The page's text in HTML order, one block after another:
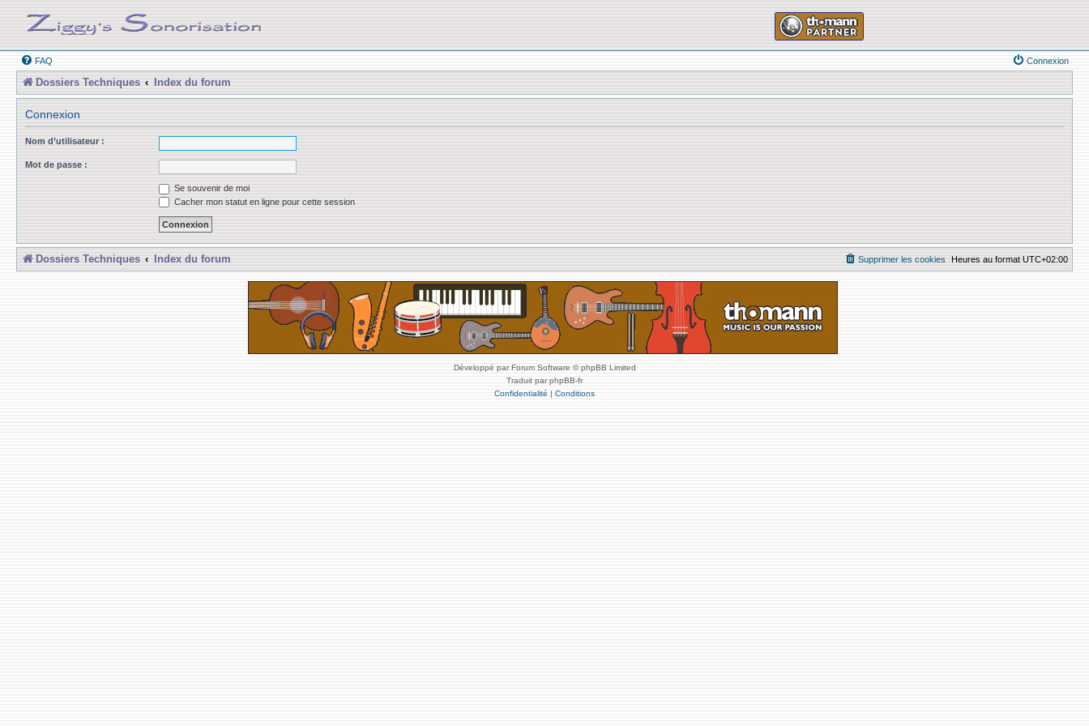
FAQ Connexion
Dossiers Techniques Index du forum
Connexion
Nom d’utilisateur :
Mot de passe :
Se souvenir de moi
Cacher mon statut en ligne pour cette session
Dossiers Techniques Index du forum Heures au format UTC+02:00
Supprimer les cookies
Développé par Forum Software © phpBB Limited
Traduit par phpBB-fr
Confidentialité | Conditions